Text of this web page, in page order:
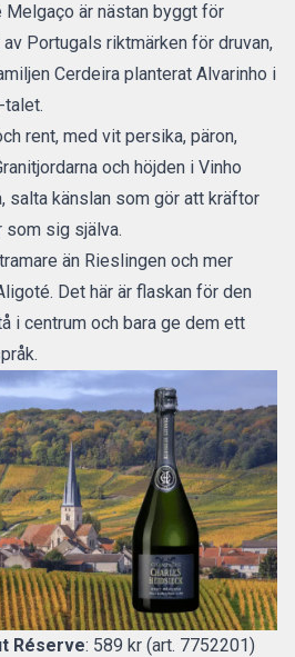
Melgaço är nästan byggt för
Portugals riktmärken för druvan,
Cerdeira planterat Alvarinho i
talet.
rent, med vit persika, päron,
och höjden i Vinho
salta känslan som gör att kräftor
som sig själva.
än Rieslingen och mer
Det här är flaskan för den
i centrum och bara ge dem ett
Réserve: 589 kr (art. 7752201)